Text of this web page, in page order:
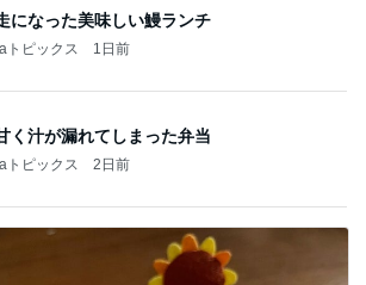
になった美味しい鰻ランチ
トピックス 1日前
く汁が漏れてしまった弁当
トピックス 2日前